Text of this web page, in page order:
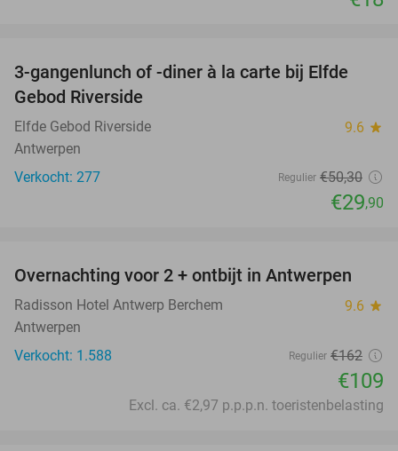
41%
3-gangenlunch of -diner à la carte bij Elfde
Gebod Riverside
Elfde Gebod Riverside 9.6 star
Antwerpen
Verkocht: 277
Regulier €50,30
€29,90
33%
Overnachting voor 2 + ontbijt in Antwerpen
Radisson Hotel Antwerp Berchem 9.6 star
Antwerpen
Verkocht: 1.588
Regulier €162
€109
Excl. ca. €2,97 p.p.p.n. toeristenbelasting